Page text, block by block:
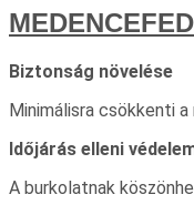
Biztonság növelése
Minimálisra csökkenti
Időjárás elleni
A burkolatnak